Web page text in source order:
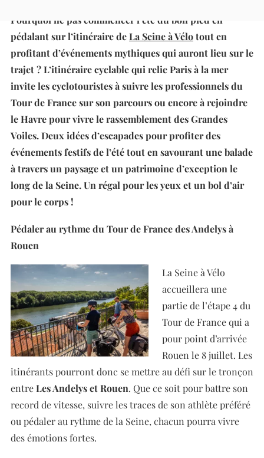
Pourquoi ne pas commencer l’été du bon pied en
pédalant sur l’itinéraire deLa Seine à Vélotout en
profitant d’événements mythiques qui auront lieu sur le
trajet ? L’itinéraire cyclable qui relie Paris à la mer
invite les cyclotouristes à suivre les professionnels du
Tour de France sur son parcours ou encore à rejoindre
le Havre pour vivre le rassemblement des Grandes
Voiles. Deux idées d’escapades pour profiter des
événements festifs de l’été tout en savourant une balade
à travers un paysage et un patrimoine d’exception le
long de la Seine. Un régal pour les yeux et un bol d’air
pour le corps !
Pédaler au rythme du Tour de France des Andelys à
Rouen
La Seine à Vélo
accueillera une
partie de l’étape 4 du
Tour de France qui a
pour point d’arrivée
Rouen le 8 juillet. Les
itinérants pourront donc se mettre au défi sur le tronçon
entreLes Andelys et Rouen. Que ce soit pour battre son
record de vitesse, suivre les traces de son athlète préféré
ou pédaler au rythme de la Seine, chacun pourra vivre
des émotions fortes.